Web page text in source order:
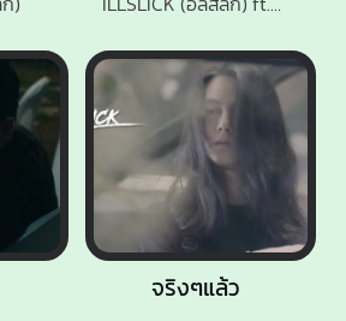
จริงๆแล้ว